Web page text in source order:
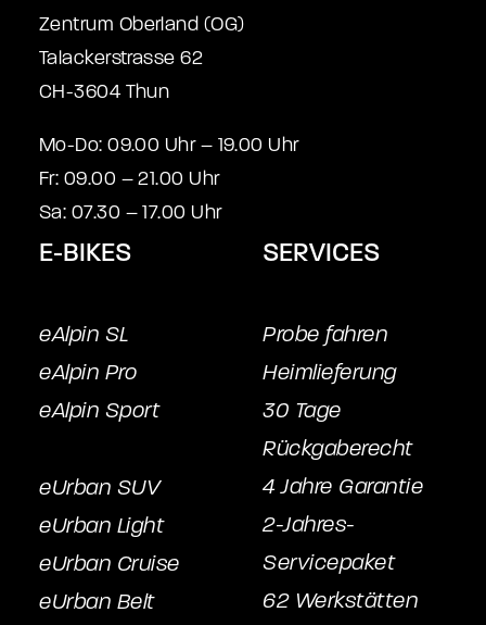
Zentrum Oberland (OG)
Talackerstrasse 62
CH-3604 Thun
Mo-Do: 09.00 Uhr – 19.00 Uhr
Fr: 09.00 – 21.00 Uhr
Sa: 07.30 – 17.00 Uhr
E-BIKES
eAlpin SL
eAlpin Pro
eAlpin Sport
eUrban SUV
eUrban Light
eUrban Cruise
eUrban Belt
SERVICES
Probe fahren
Heimlieferung
30 Tage
Rückgaberecht
4 Jahre Garantie
2-Jahres-
Servicepaket
62 Werkstätten